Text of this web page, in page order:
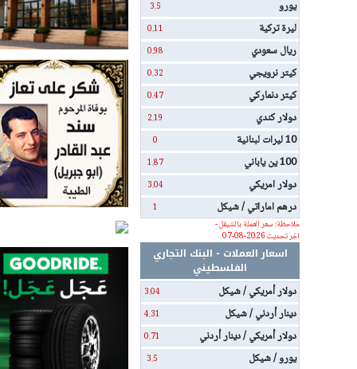
يورو 3.5
ليرة تركية 0.11
ريال سعودي 0.98
كيتر نرويجي 0.32
كيتر دنماركي 0.47
دولار كندي 2.19
10 ليرات لبنانية 0
100 ين ياباني 1.87
دولار امريكي 3.04
درهم اماراتي / شيكل
1
ملاحظة: سعر العملة بالشيقل -
اخر تحديث 2026-08-07
اسعار العملات - البنك التجاري
الفلسطيني
دولار أمريكي / شيكل
3.04
دينار أردني / شيكل 4.31
دولار أمريكي / دينار أردني 0.71
يورو / شيكل 3.5